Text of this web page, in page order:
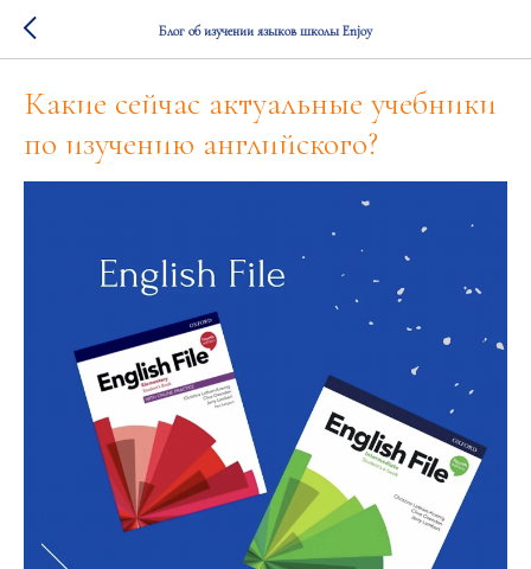
Блог об изучении языков школы Enjoy
Какие сейчас актуальные учебники
по изучению английского?